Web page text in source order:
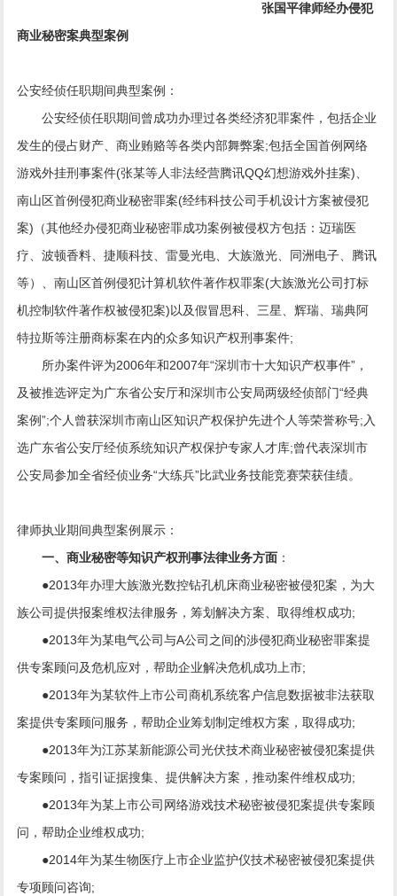
张国平律师经办侵犯
商业秘密案典型案例
公安经侦任职期间典型案例：
公安经侦任职期间曾成功办理过各类经济犯罪案件，包括企业
发生的侵占财产、商业贿赂等各类内部舞弊案;包括全国首例网络
游戏外挂刑事案件(张某等人非法经营腾讯QQ幻想游戏外挂案)、
南山区首例侵犯商业秘密罪案(经纬科技公司手机设计方案被侵犯
案)（其他经办侵犯商业秘密罪成功案例被侵权方包括：迈瑞医
疗、波顿香料、捷顺科技、雷曼光电、大族激光、同洲电子、腾讯
等）、南山区首例侵犯计算机软件著作权罪案(大族激光公司打标
机控制软件著作权被侵犯案)以及假冒思科、三星、辉瑞、瑞典阿
特拉斯等注册商标案在内的众多知识产权刑事案件;
所办案件评为2006年和2007年“深圳市十大知识产权事件”，
及被推选评定为广东省公安厅和深圳市公安局两级经侦部门“经典
案例”;个人曾获深圳市南山区知识产权保护先进个人等荣誉称号;入
选广东省公安厅经侦系统知识产权保护专家人才库;曾代表深圳市
公安局参加全省经侦业务“大练兵”比武业务技能竞赛荣获佳绩。
律师执业期间典型案例展示：
一、商业秘密等知识产权刑事法律业务方面 ：
●2013年办理大族激光数控钻孔机床商业秘密被侵犯案，为大
族公司提供报案维权法律服务，筹划解决方案、取得维权成功;
●2013年为某电气公司与A公司之间的渉侵犯商业秘密罪案提
供专案顾问及危机应对，帮助企业解决危机成功上市;
●2013年为某软件上市公司商机系统客户信息数据被非法获取
案提供专案顾问服务，帮助企业筹划制定维权方案，取得成功;
●2013年为江苏某新能源公司光伏技术商业秘密被侵犯案提供
专案顾问，指引证据搜集、提供解决方案，推动案件维权成功;
●2013年为某上市公司网络游戏技术秘密被侵犯案提供专案顾
问，帮助企业维权成功;
●2014年为某生物医疗上市企业监护仪技术秘密被侵犯案提供
专项顾问咨询;